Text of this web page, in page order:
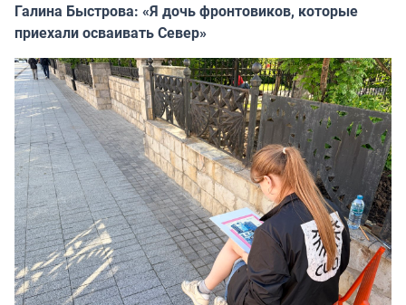
Галина Быстрова: «Я дочь фронтовиков, которые
приехали осваивать Север»